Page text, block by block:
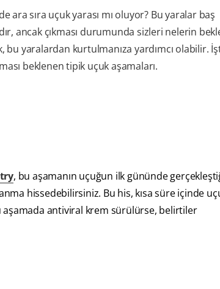
ara sıra uçuk yarası mı oluyor? Bu yaralar baş
ancak çıkması durumunda sizleri nelerin
bu yaralardan kurtulmanıza yardımcı olabilir.
beklenen tipik uçuk aşamaları.
, bu aşamanın uçuğun ilk gününde
hissedebilirsiniz. Bu his, kısa süre içinde
aşamada antiviral krem sürülürse, belirtiler